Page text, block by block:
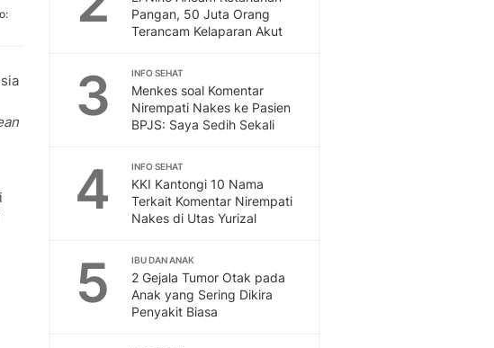
Pangan, 50 Juta Orang
Terancam Kelaparan Akut
3 INFO SEHAT
Menkes soal Komentar
Nirempati Nakes ke Pasien
BPJS: Saya Sedih Sekali
4 INFO SEHAT
KKI Kantongi 10 Nama
Terkait Komentar Nirempati
Nakes di Utas Yurizal
5 IBU DAN ANAK
2 Gejala Tumor Otak pada
Anak yang Sering Dikira
Penyakit Biasa